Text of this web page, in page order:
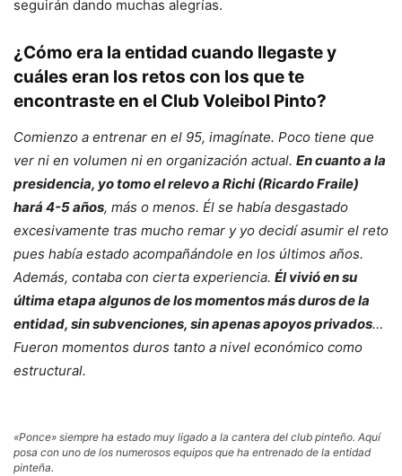
seguirán dando muchas alegrías.
¿Cómo era la entidad cuando llegaste y
cuáles eran los retos con los que te
encontraste en el Club Voleibol Pinto?
Comienzo a entrenar en el 95, imagínate. Poco tiene que
ver ni en volumen ni en organización actual. En cuanto a la
presidencia, yo tomo el relevo a Richi (Ricardo Fraile)
hará 4-5 años, más o menos. Él se había desgastado
excesivamente tras mucho remar y yo decidí asumir el reto
pues había estado acompañándole en los últimos años.
Además, contaba con cierta experiencia. Él vivió en su
última etapa algunos de los momentos más duros de la
entidad, sin subvenciones, sin apenas apoyos privados…
Fueron momentos duros tanto a nivel económico como
estructural.
«Ponce» siempre ha estado muy ligado a la cantera del club pinteño. Aquí
posa con uno de los numerosos equipos que ha entrenado de la entidad
pinteña.